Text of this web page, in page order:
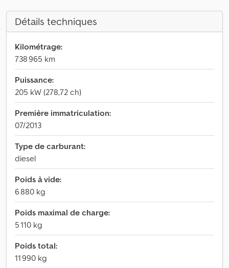
Détails techniques
Kilométrage:
738 965 km
Puissance:
205 kW (278,72 ch)
Première immatriculation:
07/2013
Type de carburant:
diesel
Poids à vide:
6 880 kg
Poids maximal de charge:
5 110 kg
Poids total:
11 990 kg